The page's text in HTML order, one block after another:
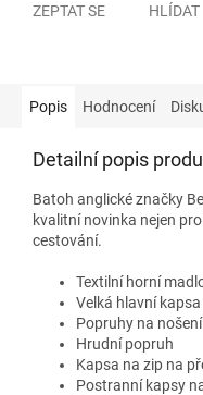
ZEPTAT SE HLÍDAT
Popis Hodnocení
Detailní popis
Batoh anglické značky
kvalitní novinka nejen
cestování.
Textilní horní
Velká hlavní
Popruhy na
Hrudní popruh
Kapsa na zip na
Postranní kapsy